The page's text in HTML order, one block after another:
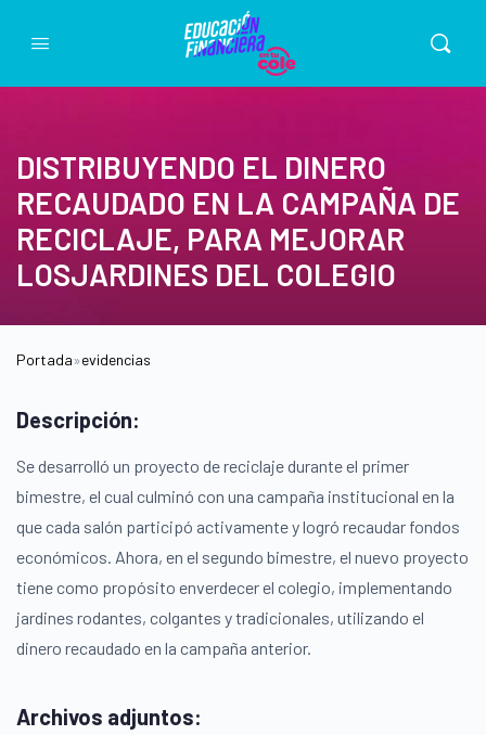
DISTRIBUYENDO EL DINERO
RECAUDADO EN LA CAMPAÑA DE
RECICLAJE, PARA MEJORAR
LOSJARDINES DEL COLEGIO
Portada»evidencias
Descripción:
Se desarrolló un proyecto de reciclaje durante el primer
bimestre, el cual culminó con una campaña institucional en la
que cada salón participó activamente y logró recaudar fondos
económicos. Ahora, en el segundo bimestre, el nuevo proyecto
tiene como propósito enverdecer el colegio, implementando
jardines rodantes, colgantes y tradicionales, utilizando el
dinero recaudado en la campaña anterior.
Archivos adjuntos: